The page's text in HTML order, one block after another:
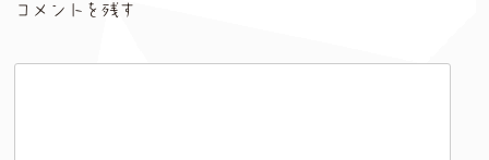
コメントを残す